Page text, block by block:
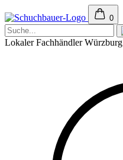
0
Lokaler Fachhändler Würzburg